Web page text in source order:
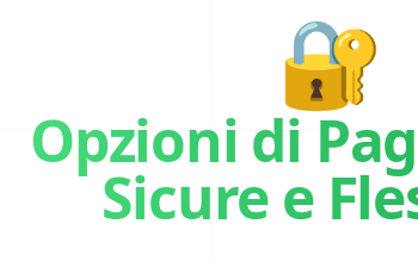
SoundCloud
Threads
🔐
Opzioni di
Sicure e